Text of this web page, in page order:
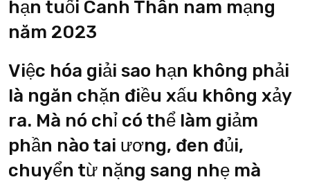
hạn tuổi Canh Thân nam mạng
năm 2023
Việc hóa giải sao hạn không phải
là ngăn chặn điều xấu không xảy
ra. Mà nó chỉ có thể làm giảm
phần nào tai ương, đen đủi,
chuyển từ nặng sang nhẹ mà